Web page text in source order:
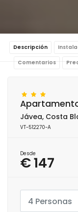
Descripción
Comentarios
Jávea, Costa
VT-512270-A
Desde
€ 147
4 Personas